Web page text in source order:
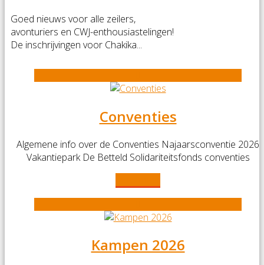
Goed nieuws voor alle zeilers,
avonturiers en CWJ-enthousiastelingen!
De inschrijvingen voor Chakika...
Conventies
Algemene info over de Conventies Najaarsconventie 2026
Vakantiepark De Betteld Solidariteitsfonds conventies
Kampen 2026